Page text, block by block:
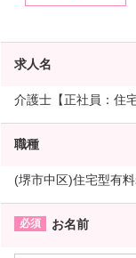
求人名
介護士【正社員：住
職種
(堺市中区)住宅型有
お名前